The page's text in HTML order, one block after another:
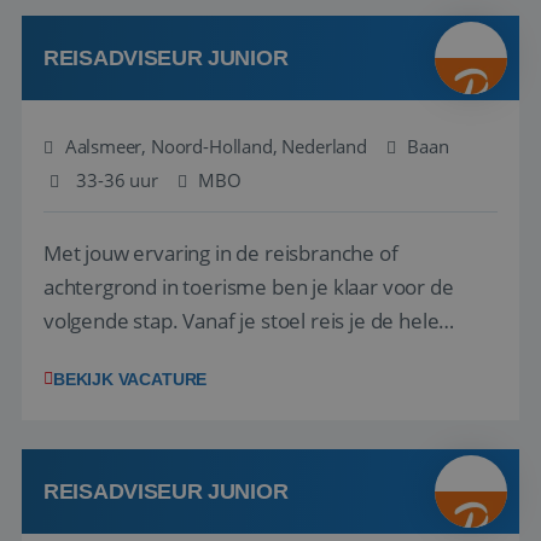
werken: of het nu gaat om vragen ...
REISADVISEUR JUNIOR
Aalsmeer, Noord-Holland, Nederland
Baan
33-36 uur
MBO
Met jouw ervaring in de reisbranche of
achtergrond in toerisme ben je klaar voor de
volgende stap. Vanaf je stoel reis je de hele
wensen van je team, je klant en wat er in de
klanten te overtuigen om die droomreis te
boeken! ...
BEKIJK VACATURE
REISADVISEUR JUNIOR